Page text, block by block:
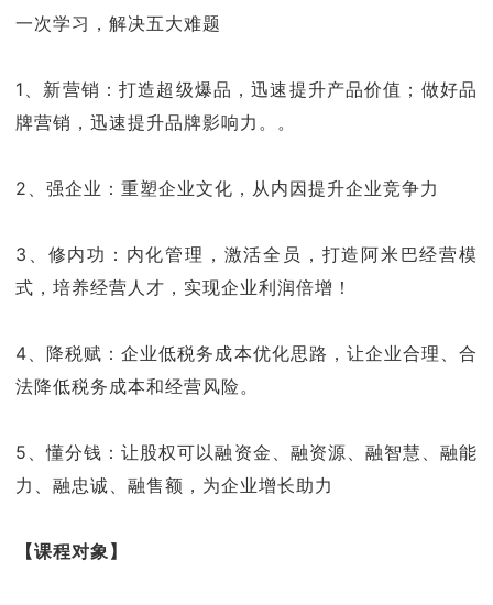
一次学习，解决五大难题
1、新营销：打造超级爆品，迅速提升产品价值；做好品
牌营销，迅速提升品牌影响力。。
2、强企业：重塑企业文化，从内因提升企业竞争力
3、修内功：内化管理，激活全员，打造阿米巴经营模
式，培养经营人才，实现企业利润倍增！
4、降税赋：企业低税务成本优化思路，让企业合理、合
法降低税务成本和经营风险。
5、懂分钱：让股权可以融资金、融资源、融智慧、融能
力、融忠诚、融售额，为企业增长助力
【课程对象】